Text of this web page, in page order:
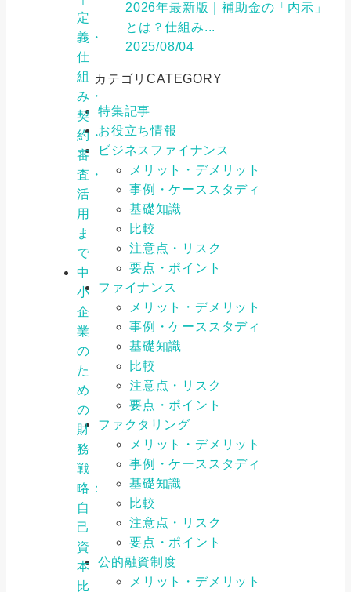
定
義・
仕
組
み・
契
約・
審
査・
活
用
ま
で
中
小
企
業
の
た
め
の
財
務
戦
略：
自
己
資
本
比
2026年最新版｜補助金の「内示」
とは？仕組み...
2025/08/04
カテゴリCATEGORY
特集記事
お役立ち情報
ビジネスファイナンス
メリット・デメリット
事例・ケーススタディ
基礎知識
比較
注意点・リスク
要点・ポイント
ファイナンス
メリット・デメリット
事例・ケーススタディ
基礎知識
比較
注意点・リスク
要点・ポイント
ファクタリング
メリット・デメリット
事例・ケーススタディ
基礎知識
比較
注意点・リスク
要点・ポイント
公的融資制度
メリット・デメリット